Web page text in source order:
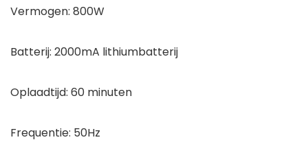
Vermogen: 800W
Batterij: 2000mA lithiumbatterij
Oplaadtijd: 60 minuten
Frequentie: 50Hz